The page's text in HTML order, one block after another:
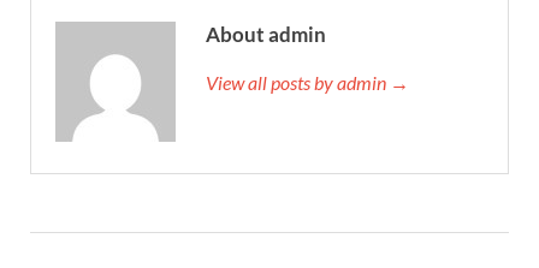
About admin
View all posts by admin →